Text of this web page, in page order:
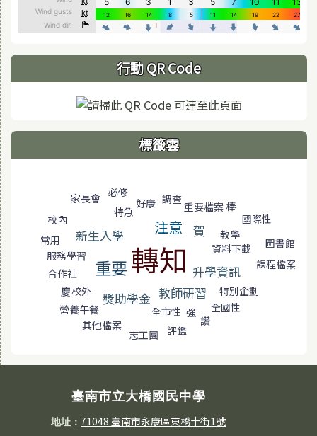
行動 QR Code
標籤雲
家長會 必修
特急
好康 調查
校內
重要檔案 棒
國際性
新生入學 注意
常用
賀
服務學習 轉知
教學
資料下載
圖書館
合作社 重要 升學資訊
課程檔案
慶校外 獎助學金 教師研習
特別企劃
營養午餐
全市性 強
全國性
其他檔案
志工團 評鑑
讚
臺南市立大橋國民中學
地址： 71048 臺南市永康區東橋十街1號